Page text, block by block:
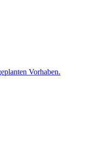
Vorhaben.